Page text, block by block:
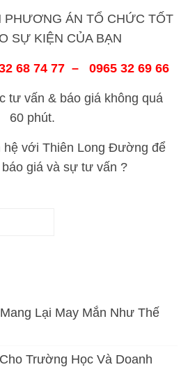
ÁN TỔ CHỨC TỐT
SỰ KIỆN CỦA BẠN
68 74 77 – 0965 32 69 66
tư vấn & báo giá không quá
60 phút.
hệ với Thiên Long Đường để
giá và sự tư vấn ?
Lại May Mắn Như Thế
Trường Học Và Doanh